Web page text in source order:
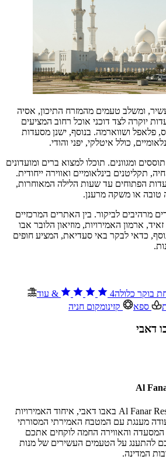
ומשלב טעמים מהמזרח התיכון, אסיה
יוקרה לצד דוכני אוכל רחוב המציעים
פלאפל ושווארמה. בנוסף, ישנן מסעדות
כולל איטלקי, יפני והודי.
ומגוונים. תוכלו למצוא ברים ומועדונים
תקליטנים בינלאומיים ואווירה ייחודית.
הפתוחים עד שעות הלילה המאוחרות,
טובה או משקה מרענן.
מרהיבים לביקור. בין האתרים המרכזיים
ארמון האמירויות, מוזיאון הלובר אבו
כדאי לבקר באי סעדיאת, המציע חופים
בוקר כלולה4
& עוד
ספא קזינומקום חניה
דאבי
Al
מסעדת Al Fanar Restaurant and Cafe באבו דאבי, איחוד האמירויות
מענגת עם המטבח האמירתי המסורתי
והאווירה החמה לוקחים אתכם
להתענג על הטעמים העשירים של מנות
המדינה.